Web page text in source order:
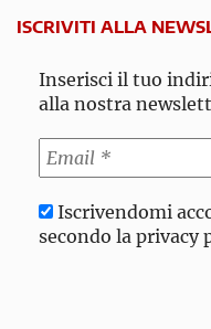
ISCRIVITI ALLA
Inserisci il tuo
alla nostra
Iscrivendomi
secondo la privacy